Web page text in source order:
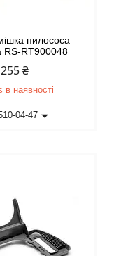
пилососа
RS-RT900048
255 ₴
в наявності
04-47